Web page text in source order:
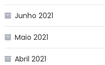
Junho 2021
Maio 2021
Abril 2021